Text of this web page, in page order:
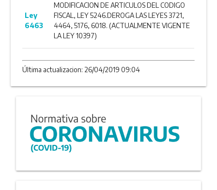
Ley
6463
MODIFICACION DE ARTICULOS DEL CODIGO
FISCAL, LEY 5246.DEROGA LAS LEYES 3721,
4464, 5176, 6018. (ACTUALMENTE VIGENTE
LA LEY 10397)
Última actualizacion: 26/04/2019 09:04